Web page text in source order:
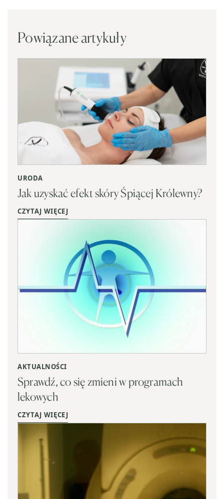
Powiązane artykuły
URODA
Jak uzyskać efekt skóry Śpiącej Królewny?
CZYTAJ WIĘCEJ
AKTUALNOŚCI
Sprawdź, co się zmieni w programach
lekowych
CZYTAJ WIĘCEJ